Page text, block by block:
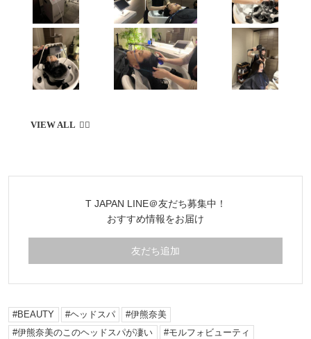
T JAPAN LINE＠友だち募集中！
おすすめ情報をお届け
友だち追加
BEAUTY ヘッドスパ
伊熊奈美
伊熊奈美のこのヘッドスパが凄い
モルフォビューティ